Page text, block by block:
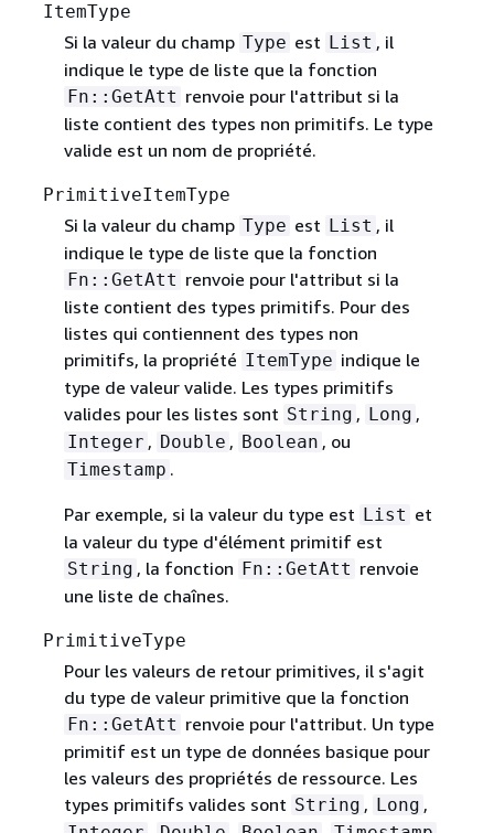
ItemType
Si la valeur du champ Type est List , il
indique le type de liste que la fonction
Fn::GetAtt renvoie pour l'attribut si la
liste contient des types non primitifs. Le type
valide est un nom de propriété.
PrimitiveItemType
Si la valeur du champ Type est List , il
indique le type de liste que la fonction
Fn::GetAtt renvoie pour l'attribut si la
liste contient des types primitifs. Pour des
listes qui contiennent des types non
primitifs, la propriété ItemType indique le
type de valeur valide. Les types primitifs
valides pour les listes sont String , Long ,
Integer , Double , Boolean , ou
Timestamp .
Par exemple, si la valeur du type est List et
la valeur du type d'élément primitif est
String , la fonction Fn::GetAtt renvoie
une liste de chaînes.
PrimitiveType
Pour les valeurs de retour primitives, il s'agit
du type de valeur primitive que la fonction
Fn::GetAtt renvoie pour l'attribut. Un type
primitif est un type de données basique pour
les valeurs des propriétés de ressource. Les
types primitifs valides sont String , Long ,